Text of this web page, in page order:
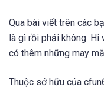
Qua bài viết trên các
là gì rồi phải không. Hi
có thêm những may
Thuộc sở hữu của